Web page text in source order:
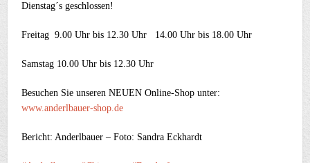
Dienstag´s geschlossen!
Freitag 9.00 Uhr bis 12.30 Uhr 14.00 Uhr bis 18.00 Uhr
Samstag 10.00 Uhr bis 12.30 Uhr
Besuchen Sie unseren NEUEN Online-Shop unter:
www.anderlbauer-shop.de
Bericht: Anderlbauer – Foto: Sandra Eckhardt